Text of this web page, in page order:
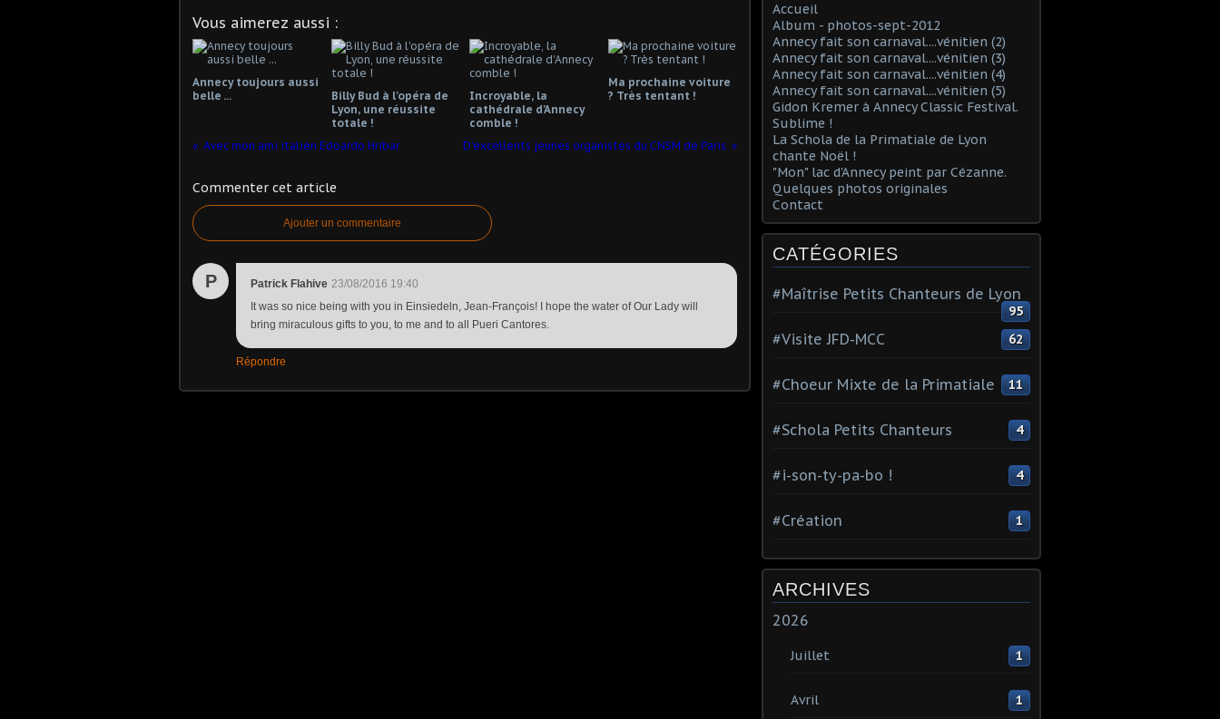
Vous aimerez aussi :
Annecy toujours aussi
belle ...
Billy Bud à l'opéra de
Lyon, une réussite
totale !
Incroyable, la
cathédrale d'Annecy
comble !
Ma prochaine voiture
? Très tentant !
Avec mon ami italien Edoardo Hribar D'excellents jeunes organistes du CNSM de Paris
Commenter cet article
Ajouter un commentaire
P Patrick Flahive 23/08/2016 19:40
It was so nice being with you in Einsiedeln, Jean-François! I hope the water of Our Lady will
bring miraculous gifts to you, to me and to all Pueri Cantores.
Répondre
Accueil
Album - photos-sept-2012
Annecy fait son carnaval....vénitien (2)
Annecy fait son carnaval....vénitien (3)
Annecy fait son carnaval....vénitien (4)
Annecy fait son carnaval....vénitien (5)
Gidon Kremer à Annecy Classic Festival.
Sublime !
La Schola de la Primatiale de Lyon
chante Noël !
"Mon" lac d'Annecy peint par Cézanne.
Quelques photos originales
Contact
CATÉGORIES
#Maîtrise Petits Chanteurs de Lyon
95
#Visite JFD-MCC 62
#Choeur Mixte de la Primatiale 11
#Schola Petits Chanteurs 4
#i-son-ty-pa-bo ! 4
#Création 1
ARCHIVES
2026
Juillet 1
Avril 1